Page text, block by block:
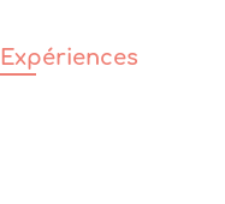
Expériences